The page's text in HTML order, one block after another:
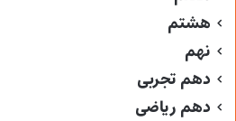
هشتم
نهم
دهم تجربی
دهم ریاضی